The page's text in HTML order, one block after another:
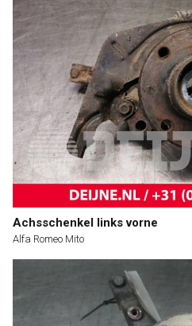
Achsschenkel links vorne
Alfa Romeo Mito